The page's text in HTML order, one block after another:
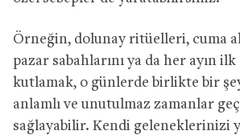
Örneğin, dolunay ritüelleri, cuma
pazar sabahlarını ya da her ayın
kutlamak, o günlerde birlikte bir
anlamlı ve unutulmaz zamanlar
sağlayabilir. Kendi geleneklerinizi